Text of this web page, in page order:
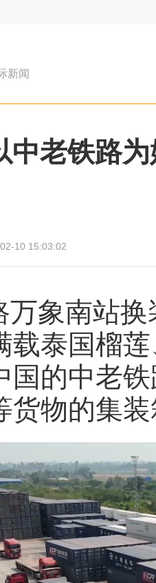
新闻
中老铁路
10 15:03:02
万象南站
载泰国榴
国的中老
货物的集